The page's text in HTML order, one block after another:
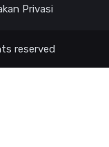
Privasi
reserved